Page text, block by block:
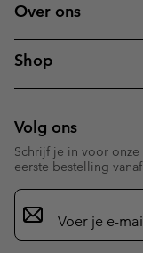
Over ons
Shop
Volg ons
Schrijf je in voor
eerste bestelling
Aanmelden
voor
e-